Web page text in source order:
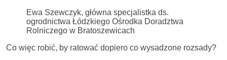
Ewa Szewczyk, główna specjalistka ds.
ogrodnictwa Łódzkiego Ośrodka Doradztwa
Rolniczego w Bratoszewicach
Co więc robić, by ratować dopiero co wysadzone rozsady?